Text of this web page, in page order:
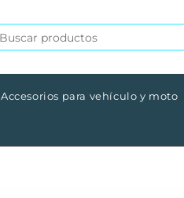
Accesorios para vehículo y moto